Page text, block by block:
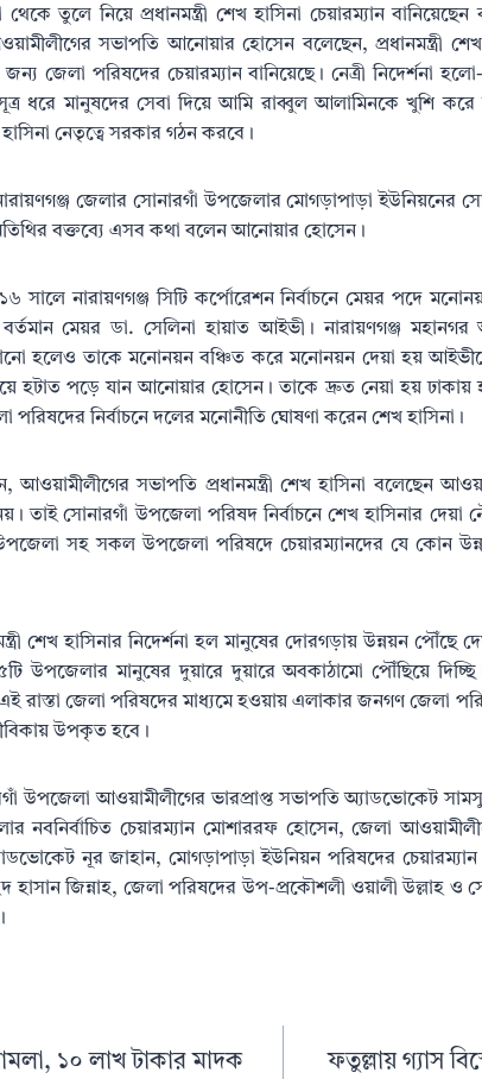
থেকে তুলে নিয়ে প্রধানমন্ত্রী শেখ হাসিনা চেয়ারম্যান
সভাপতি আনোয়ার হোসেন বলেছেন, প্রধানমন্ত্রী
জেলা পরিষদের চেয়ারম্যান বানিয়েছে। নেত্রী নিদের্শনা
ধরে মানুষদের সেবা দিয়ে আমি রাব্বুল আলামিনকে খুশি
নেতৃত্বে সরকার গঠন করবে।
জেলার সোনারগাঁ উপজেলার মোগড়াপাড়া ইউনিয়নের
অতিথির বক্তব্যে এসব কথা বলেন আনোয়ার হোসেন।
সালে নারায়ণগঞ্জ সিটি কর্পোরেশন নির্বাচনে মেয়র পদে
বর্তমান মেয়র ডা. সেলিনা হায়াত আইভী। নারায়ণগঞ্জ
হলেও তাকে মনোনয়ন বঞ্চিত করে মনোনয়ন দেয়া হয়
হটাত পড়ে যান আনোয়ার হোসেন। তাকে দ্রুত নেয়া হয় ঢাকায়
পরিষদের নির্বাচনে দলের মনোনীতি ঘোষণা করেন শেখ হাসিনা।
সভাপতি প্রধানমন্ত্রী শেখ হাসিনা বলেছেন
তাই সোনারগাঁ উপজেলা পরিষদ নির্বাচনে শেখ হাসিনার দেয়া
সহ সকল উপজেলা পরিষদে চেয়ারম্যানদের যে কোন
শেখ হাসিনার নিদের্শনা হল মানুষের দোরগড়ায় উন্নয়ন পৌঁছে
উপজেলার মানুষের দুয়ারে দুয়ারে অবকাঠামো পৌঁছিয়ে
রাস্তা জেলা পরিষদের মাধ্যমে হওয়ায় এলাকার জনগণ জেলা
উপকৃত হবে।
উপজেলা আওয়ামীলীগের ভারপ্রাপ্ত সভাপতি অ্যাডভোকেট
নবনির্বাচিত চেয়ারম্যান মোশাররফ হোসেন, জেলা
নূর জাহান, মোগড়াপাড়া ইউনিয়ন পরিষদের
হাসান জিন্নাহ, জেলা পরিষদের উপ-প্রকৌশলী ওয়ালী উল্লাহ
১০ লাখ টাকার মাদক
ফতুল্লায় গ্যাস